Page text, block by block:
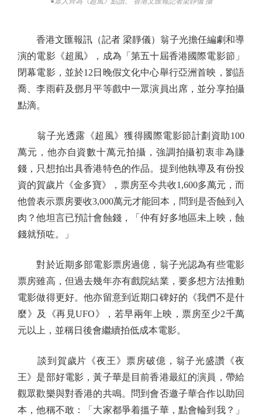
香港文匯報訊（記者 梁靜儀）翁子光擔任編劇和導
演的電影《超風》，成為「第五十屆香港國際電影節」
閉幕電影，並於12日晚假文化中心舉行亞洲首映，劉語
喬、李雨蓒及鄧月平等戲中一眾演員出席，並分享拍攝
點滴。
翁子光透露《超風》獲得國際電影節計劃資助100
萬元，他亦自資數十萬元拍攝，強調拍攝初衷非為賺
錢，只想拍出具香港特色的作品。提到他執導及有份投
資的賀歲片《金多寶》，票房至今共收1,600多萬元，而
他曾表示票房要收3,000萬元才能回本，問到是否蝕到入
肉？他坦言已預計會蝕錢，「仲有好多地區未上映，蝕
錢就預咗。」
對於近期多部電影票房過億，翁子光認為有些電影
票房雖高，但過去幾年亦有戲院結業，要多想方法推動
電影做得更好。他亦留意到近期口碑好的《我們不是什
麼》及《再見UFO》，若早兩年上映，票房至少2千萬
元以上，並稱日後會繼續拍低成本電影。
談到賀歲片《夜王》票房破億，翁子光盛讚《夜
王》是部好電影，黃子華是目前香港最紅的演員，帶給
觀眾歡樂與對香港的共鳴。問到會否邀子華合作以助回
本，他稱不敢：「大家都爭着搵子華，點會輪到我？」